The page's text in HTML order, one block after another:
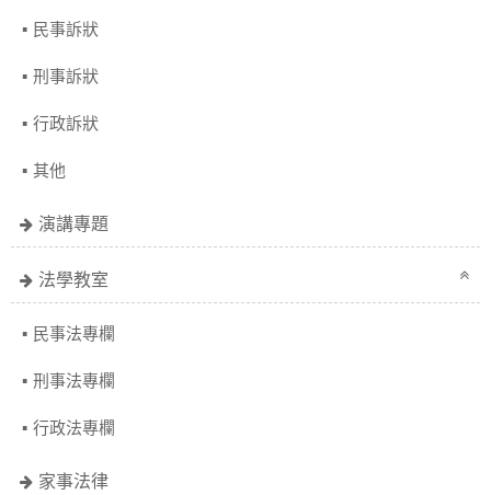
民事訴狀
刑事訴狀
行政訴狀
其他
演講專題
法學教室
民事法專欄
刑事法專欄
行政法專欄
家事法律